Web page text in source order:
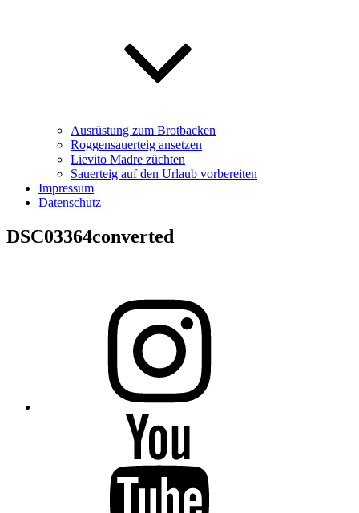
Ausrüstung zum Brotbacken
Roggensauerteig ansetzen
Lievito Madre züchten
Sauerteig auf den Urlaub vorbereiten
Impressum
Datenschutz
DSC03364converted